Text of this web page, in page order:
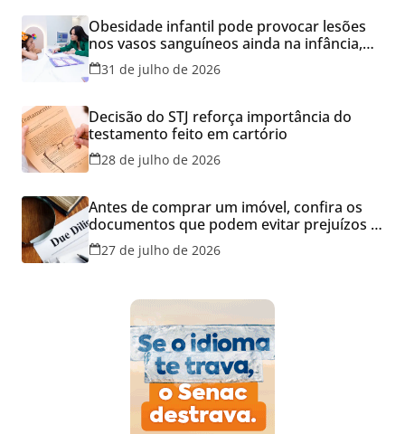
Obesidade infantil pode provocar lesões
nos vasos sanguíneos ainda na infância,
alerta estudo
31 de julho de 2026
Decisão do STJ reforça importância do
testamento feito em cartório
28 de julho de 2026
Antes de comprar um imóvel, confira os
documentos que podem evitar prejuízos e
disputas na justiça
27 de julho de 2026